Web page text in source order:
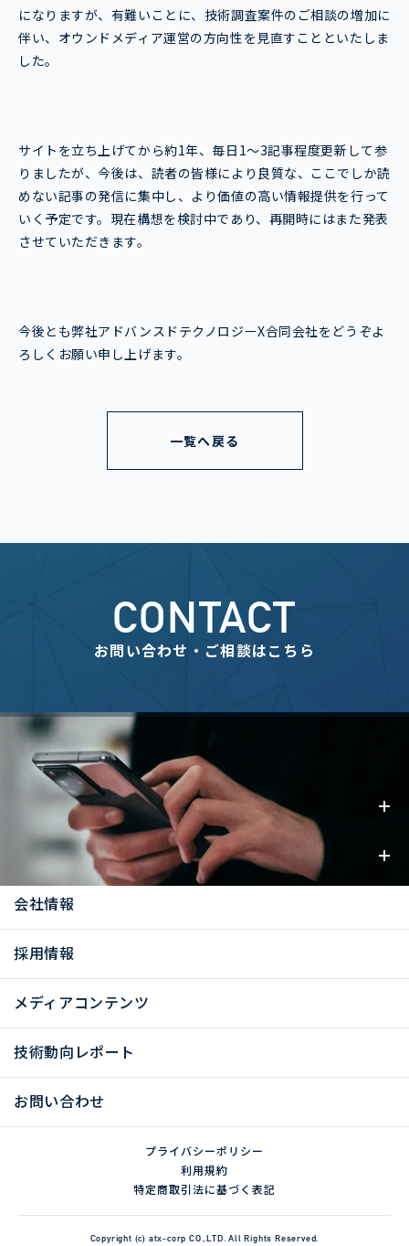
になりますが、有難いことに、技術調査案件のご相談の増加に
伴い、オウンドメディア運営の方向性を見直すことといたしま
した。
サイトを立ち上げてから約1年、毎日1～3記事程度更新して参
りましたが、今後は、読者の皆様により良質な、ここでしか読
めない記事の発信に集中し、より価値の高い情報提供を行って
いく予定です。現在構想を検討中であり、再開時にはまた発表
させていただきます。
今後とも弊社アドバンスドテクノロジーX合同会社をどうぞよ
ろしくお願い申し上げます。
一覧へ戻る
CONTACT
お問い合わせ・ご相談はこちら
事業内容
お知らせ
会社情報
採用情報
メディアコンテンツ
技術動向レポート
お問い合わせ
プライバシーポリシー
利用規約
特定商取引法に基づく表記
Copyright (c) atx-corp CO.,LTD. All Rights Reserved.